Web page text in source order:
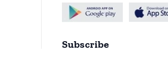
Subscribe